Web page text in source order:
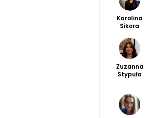
Karolina
Sikora
Zuzanna
Stypuła